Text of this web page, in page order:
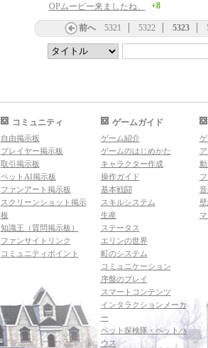
OPムービー来ましたね、 +8
前へ 5321 5322 5323
コミュニティ
自由掲示板
プレイヤー掲示板
取引掲示板
ペットAI掲示板
ファンアート掲示板
スクリーンショット掲示
板
知識王（質問掲示板）
ファンサイトリンク
コミュニティポイント
ゲームガイド
ゲーム紹介
ゲームのはじめかた
キャラクター作成
操作ガイド
基本戦闘
スキルシステム
生産
ステータス
エリンの世界
町のシステム
コミュニケーション
序盤のプレイ
スマートコンテンツ
インタラクションメーカ
ー
ペット探検隊・ペットハ
ウス